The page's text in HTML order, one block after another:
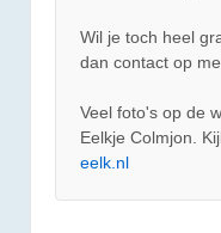
Wil je toch heel
dan contact op
Veel foto's op de
Eelkje Colmjon.
eelk.nl